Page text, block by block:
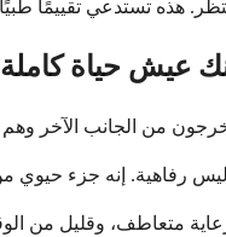
عيش حياة
متعاطف، وقليل من